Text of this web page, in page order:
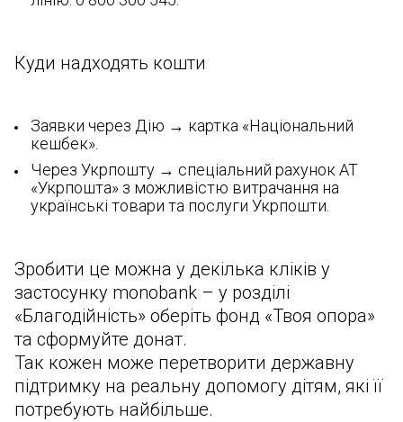
Куди надходять кошти
Заявки через Дію → картка «Національний
кешбек».
Через Укрпошту → спеціальний рахунок АТ
«Укрпошта» з можливістю витрачання на
українські товари та послуги Укрпошти.
Зробити це можна у декілька кліків у
застосунку monobank – у розділі
«Благодійність» оберіть фонд «Твоя опора»
та сформуйте донат.
Так кожен може перетворити державну
підтримку на реальну допомогу дітям, які її
потребують найбільше.